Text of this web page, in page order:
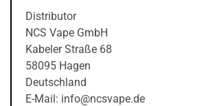
Distributor
NCS Vape GmbH
Kabeler Straße 68
58095 Hagen
Deutschland
E-Mail: info@ncsvape.de